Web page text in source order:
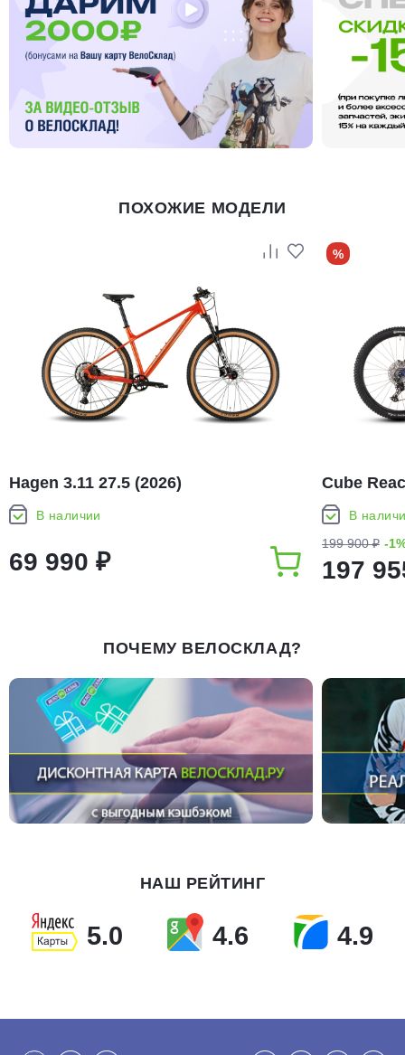
ПОХОЖИЕ МОДЕЛИ
Hagen 3.11 27.5 (2026)
В наличии
69 990 ₽
%
Cube
В
199 900 ₽ -
197
ПОЧЕМУ ВЕЛОСКЛАД?
НАШ РЕЙТИНГ
5.0 4.6 4.9